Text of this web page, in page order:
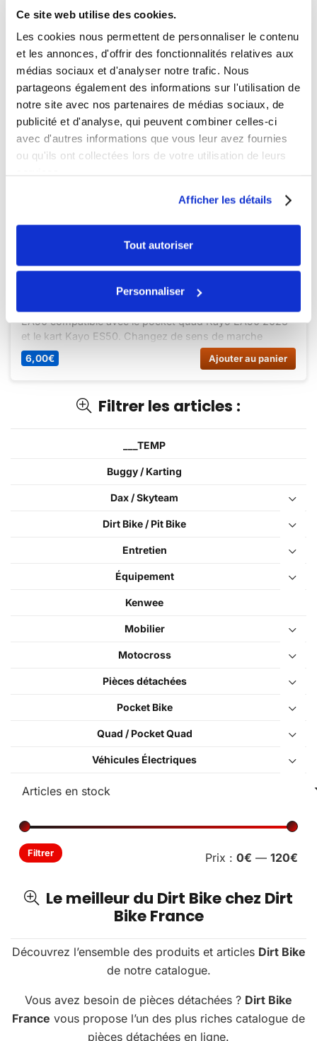
Ce site web utilise des cookies.
Les cookies nous permettent de personnaliser le contenu
et les annonces, d'offrir des fonctionnalités relatives aux
médias sociaux et d'analyser notre trafic. Nous
partageons également des informations sur l'utilisation de
notre site avec nos partenaires de médias sociaux, de
publicité et d'analyse, qui peuvent combiner celles-ci
avec d'autres informations que vous leur avez fournies
ou qu'ils ont collectées lors de votre utilisation de leurs
Afficher les détails
Tout autoriser
Personnaliser
Filtrer les articles :
___TEMP
Buggy / Karting
Dax / Skyteam
Dirt Bike / Pit Bike
Entretien
Équipement
Kenwee
Mobilier
Motocross
Pièces détachées
Pocket Bike
Quad / Pocket Quad
Véhicules Électriques
Filtrer Prix : 0€ — 120€
Le meilleur du Dirt Bike chez Dirt
Bike France
Découvrez l’ensemble des produits et articles Dirt Bike
de notre catalogue.
Vous avez besoin de pièces détachées ? Dirt Bike
France vous propose l’un des plus riches catalogue de
pièces détachées en ligne.
Indisponible
09// INVERSEUR MARCHE AV AR KAYO EA50
EA50 compatible avec le pocket quad Kayo EA50 2023
et le kart Kayo ES50. Changez de sens de marche
facilement et en toute sécurité. Profitez pleinement de
votre engin grâce à cet inverseur fiable et performant.
6,00€ Ajouter au panier